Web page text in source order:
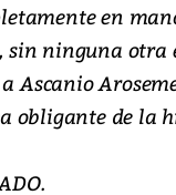
en
ninguna otra
Ascanio
obligante de la